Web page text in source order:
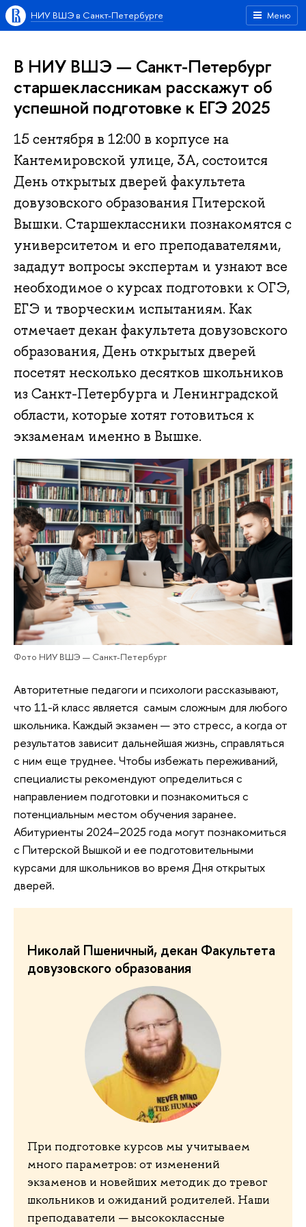
Меню
НИУ ВШЭ в Санкт-Петербурге
В НИУ ВШЭ — Санкт-Петербург
старшеклассникам расскажут об
успешной подготовке к ЕГЭ 2025
15 сентября в 12:00 в корпусе на
Кантемировской улице, 3А, состоится
День открытых дверей факультета
довузовского образования Питерской
Вышки. Старшеклассники познакомятся с
университетом и его преподавателями,
зададут вопросы экспертам и узнают все
необходимое о курсах подготовки к ОГЭ,
ЕГЭ и творческим испытаниям. Как
отмечает декан факультета довузовского
образования, День открытых дверей
посетят несколько десятков школьников
из Санкт-Петербурга и Ленинградской
области, которые хотят готовиться к
экзаменам именно в Вышке.
Фото НИУ ВШЭ — Санкт-Петербург
Авторитетные педагоги и психологи рассказывают,
что 11-й класс является самым сложным для любого
школьника. Каждый экзамен — это стресс, а когда от
результатов зависит дальнейшая жизнь, справляться
с ним еще труднее. Чтобы избежать переживаний,
специалисты рекомендуют определиться с
направлением подготовки и познакомиться с
потенциальным местом обучения заранее.
Абитуриенты 2024–2025 года могут познакомиться
с Питерской Вышкой и ее подготовительными
курсами для школьников во время Дня открытых
дверей.
Николай Пшеничный, декан Факультета
довузовского образования
При подготовке курсов мы учитываем
много параметров: от изменений
экзаменов и новейших методик до тревог
школьников и ожиданий родителей. Наши
преподаватели — высококлассные